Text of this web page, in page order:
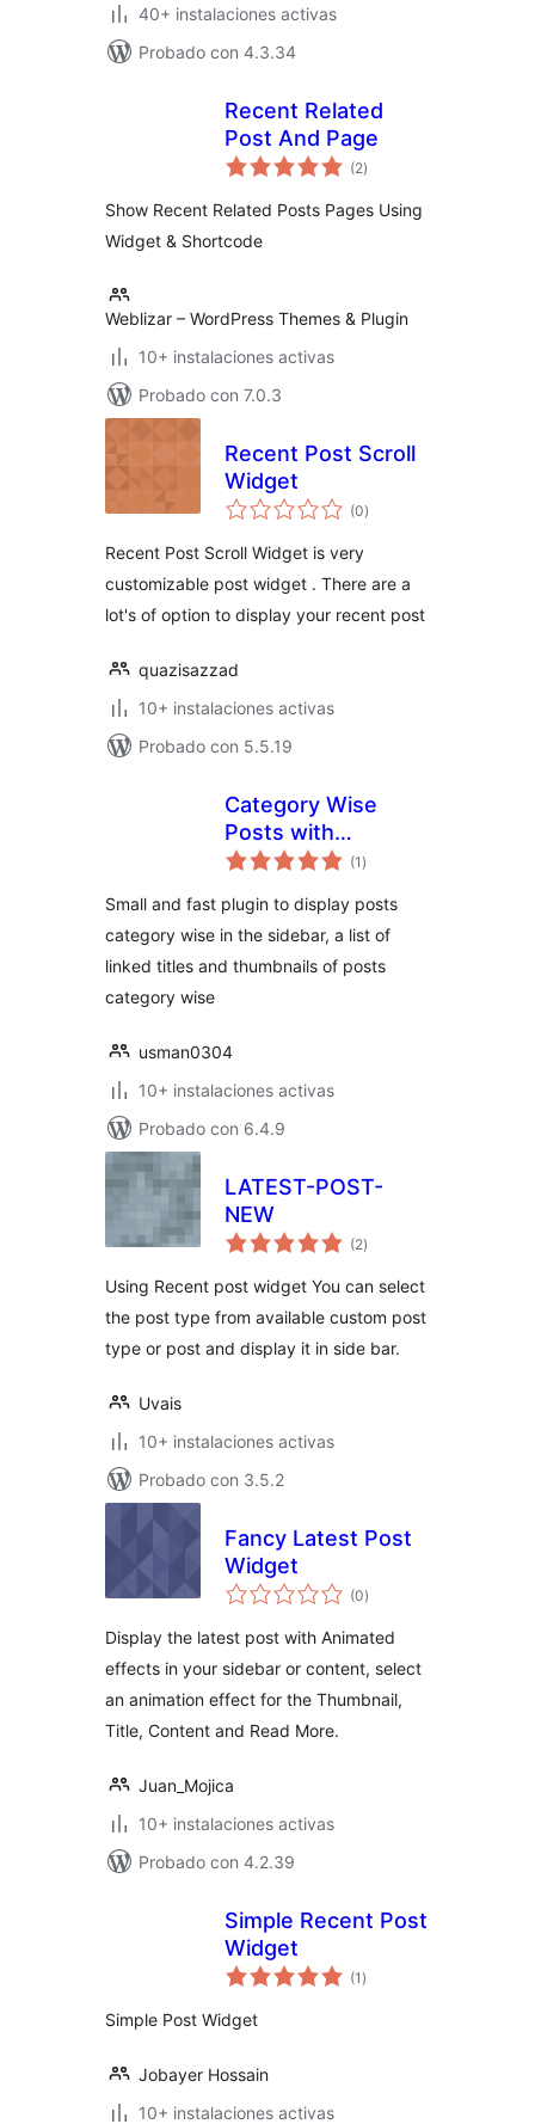
40+ instalaciones activas
Probado con 4.3.34
Recent Related
Post And Page
(2total
de
)
Show Recent Related Posts Pages Using
Widget & Shortcode
Weblizar – WordPress Themes & Plugin
10+ instalaciones activas
Probado con 7.0.3
Recent Post Scroll
Widget
(0total
de
)
Recent Post Scroll Widget is very
customizable post widget . There are a
lot's of option to display your recent post
quazisazzad
10+ instalaciones activas
Probado con 5.5.19
Category Wise
Posts with
Thumbnails (1 total
de
)
Small and fast plugin to display posts
category wise in the sidebar, a list of
linked titles and thumbnails of posts
category wise
usman0304
10+ instalaciones activas
Probado con 6.4.9
LATEST-POST-
NEW
(2total
de
)
Using Recent post widget You can select
the post type from available custom post
type or post and display it in side bar.
Uvais
10+ instalaciones activas
Probado con 3.5.2
Fancy Latest Post
Widget
(0total
de
)
Display the latest post with Animated
effects in your sidebar or content, select
an animation effect for the Thumbnail,
Title, Content and Read More.
Juan_Mojica
10+ instalaciones activas
Probado con 4.2.39
Simple Recent Post
Widget
(1 total
de
)
Simple Post Widget
Jobayer Hossain
10+ instalaciones activas